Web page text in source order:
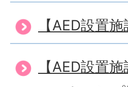
【AED設置
【AED設置